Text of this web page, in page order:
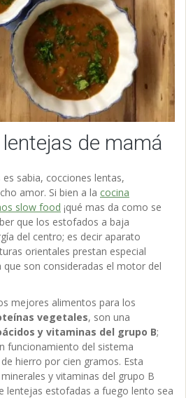
de mamá
es sabia, cocciones lentas,
amor. Si bien a la cocina
slow food ¡qué mas da como se
que los estofados a baja
del centro; es decir aparato
orientales prestan especial
que son consideradas el motor del
mejores alimentos para los
vegetales, son una
y vitaminas del grupo B;
funcionamiento del sistema
hierro por cien gramos. Esta
y vitaminas del grupo B
lentejas estofadas a fuego lento sea